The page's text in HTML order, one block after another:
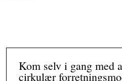
Kom selv i gang med
cirkulær